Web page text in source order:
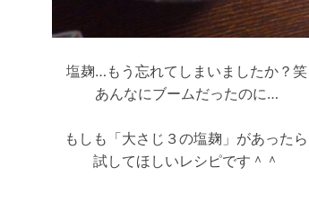
塩麹…もう忘れてしまいましたか？笑
あんなにブームだったのに…
もしも「大さじ３の塩麹」があったら
試してほしいレシピです＾＾